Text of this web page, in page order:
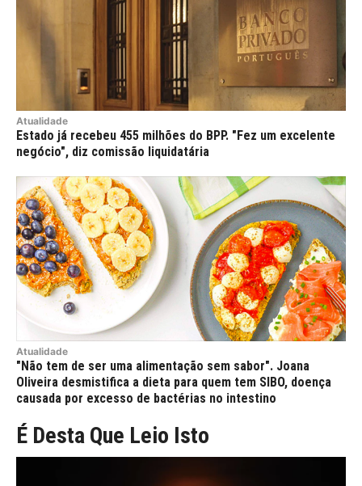
Atualidade
Estado já recebeu 455 milhões do BPP. "Fez um excelente
negócio", diz comissão liquidatária
Atualidade
"Não tem de ser uma alimentação sem sabor". Joana
Oliveira desmistifica a dieta para quem tem SIBO, doença
causada por excesso de bactérias no intestino
É Desta Que Leio Isto